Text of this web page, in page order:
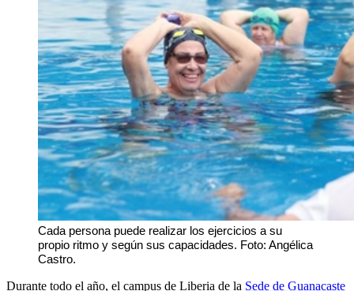
Cada persona puede realizar los ejercicios a su
propio ritmo y según sus capacidades. Foto: Angélica
Castro.
Durante todo el año, el campus de Liberia de la Sede de Guanacaste